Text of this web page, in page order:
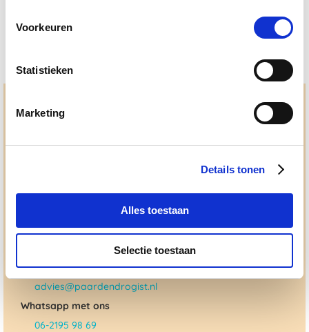
Voorkeuren
Statistieken
Marketing
Details tonen
Alles toestaan
Selectie toestaan
allemaal voor doen. Bij De Paardendrogist worden we
topkwaliteit, uitgebreide informatieverstrekking en
beloven en rusten pas als jij tevreden bent; dat menen we en
Ma. t/m vrij 8:30 - 17:30 uur
050 - 409 69 96
advies@paardendrogist.nl
Whatsapp met ons
06-2195 98 69